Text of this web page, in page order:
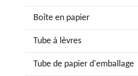
Boîte en papier
Tube à lèvres
Tube de papier d'emballage